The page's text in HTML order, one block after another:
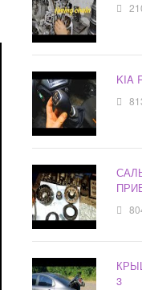
KIA
3